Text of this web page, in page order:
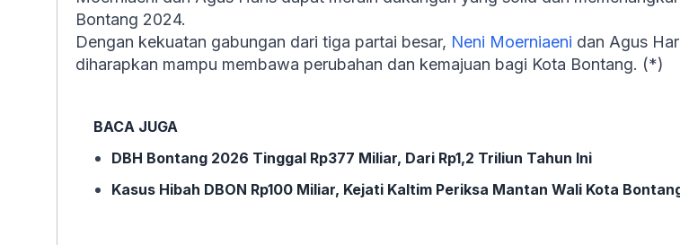
Bontang 2024.
Dengan kekuatan gabungan dari tiga partai besar, Neni Moerniaeni dan Agus
diharapkan mampu membawa perubahan dan kemajuan bagi Kota Bontang. (*)
BACA JUGA
DBH Bontang 2026 Tinggal Rp377 Miliar, Dari Rp1,2 Triliun Tahun Ini
Kasus Hibah DBON Rp100 Miliar, Kejati Kaltim Periksa Mantan Wali Kota